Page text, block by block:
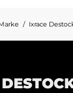
Ixrace